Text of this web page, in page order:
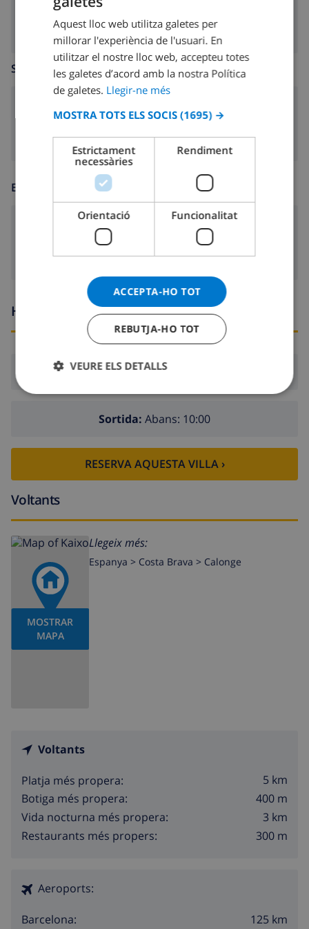
SALA D’ESTAR
llar de foc
ENTRETENIMENT
Hores d’arribada i sortida
Arribada:Des de 16:00 abans 21:00
Sortida: Abans: 10:00
RESERVA AQUESTA VILLA ›
Voltants
MOSTRAR
MAPA
Llegeix més:
Espanya > Costa Brava > Calonge
Voltants
Platja més propera:
5 km
Botiga més propera:
400 m
Vida nocturna més propera:
3 km
Restaurants més propers:
300 m
Aeroports:
Barcelona: 125 km
DUTCH
SPANISH
CATALAN
ITALIAN
NORWEGIAN
Aquest lloc web utilitza galetes per
millorar l'experiència de l'usuari. En
utilitzar el nostre lloc web, accepteu totes
les galetes d’acord amb la nostra Política
de galetes. Llegir-ne més
MOSTRA TOTS ELS SOCIS (1695) →
Estrictament
necessàries
Rendiment
Orientació Funcionalitat
ACCEPTA-HO TOT
REBUTJA-HO TOT
VEURE ELS DETALLS